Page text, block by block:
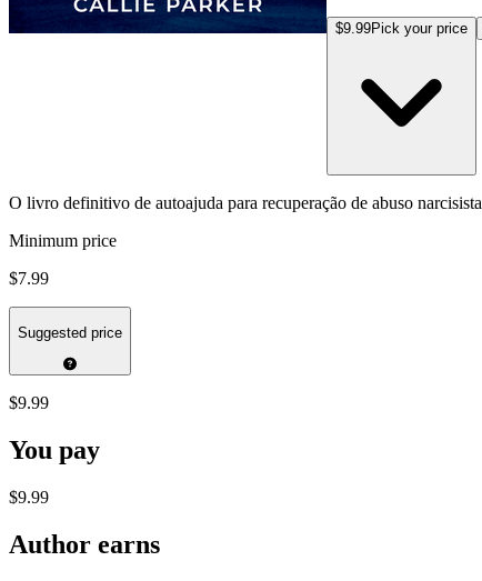
$9.99Pick your price
O livro definitivo de autoajuda para recuperação de abuso narcisista
Minimum price
$7.99
Suggested price
$9.99
You pay
$9.99
Author earns